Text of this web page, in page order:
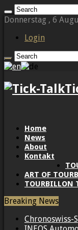
Donnerstag , 6
Login
Home
News
About
Kontakt
ART OF
TOURBILLON
Breaking News
Chronoswiss-